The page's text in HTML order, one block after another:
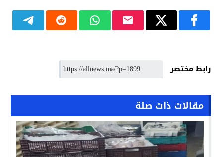
رابط مختصر
مقالات ذات صلة